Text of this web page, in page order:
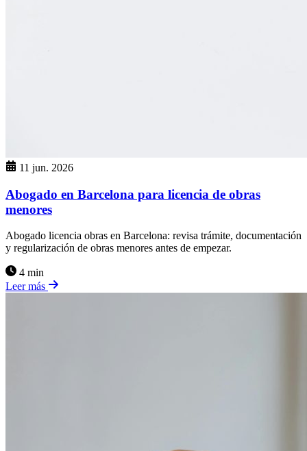
11 jun. 2026
Abogado en Barcelona para licencia de obras
menores
Abogado licencia obras en Barcelona: revisa trámite, documentación
y regularización de obras menores antes de empezar.
4 min
Leer más